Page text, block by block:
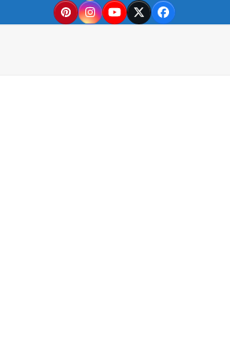
PinterestInstagram
YouTube
TwitterFacebook